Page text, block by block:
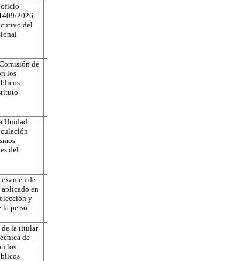
2026
del
de
los
Unidad
del
de
en
y
la perso
de la titular
de
los